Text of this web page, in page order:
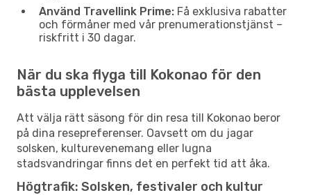
Använd Travellink Prime: Få exklusiva rabatter
och förmåner med vår prenumerationstjänst –
riskfritt i 30 dagar.
När du ska flyga till Kokonao för den
bästa upplevelsen
Att välja rätt säsong för din resa till Kokonao beror
på dina resepreferenser. Oavsett om du jagar
solsken, kulturevenemang eller lugna
stadsvandringar finns det en perfekt tid att åka.
Högtrafik: Solsken, festivaler och kultur